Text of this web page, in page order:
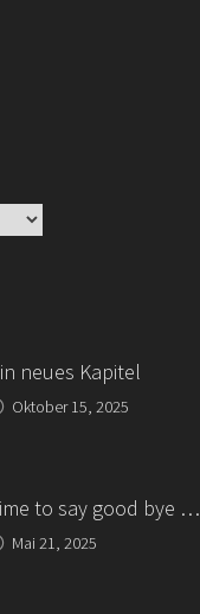
neues Kapitel
Oktober 15, 2025
to say good bye …
Mai 21, 2025